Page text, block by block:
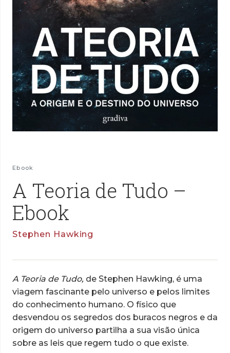
Ebook
A Teoria de Tudo –
Ebook
Stephen Hawking
A Teoria de Tudo, de Stephen Hawking, é uma
viagem fascinante pelo universo e pelos limites
do conhecimento humano. O físico que
desvendou os segredos dos buracos negros e da
origem do universo partilha a sua visão única
sobre as leis que regem tudo o que existe.